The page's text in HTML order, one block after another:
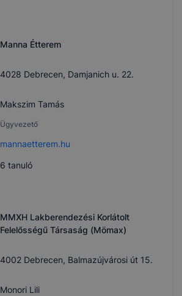
Manna Étterem
4028 Debrecen, Damjanich u. 22.
Makszim Tamás
Ügyvezető
mannaetterem.hu
6 tanuló
MMXH Lakberendezési Korlátolt
Felelősségű Társaság (Mömax)
4002 Debrecen, Balmazújvárosi út 15.
Monori Lili